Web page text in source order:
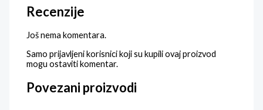
Recenzije
Još nema komentara.
Samo prijavljeni korisnici koji su kupili ovaj proizvod
mogu ostaviti komentar.
Povezani proizvodi